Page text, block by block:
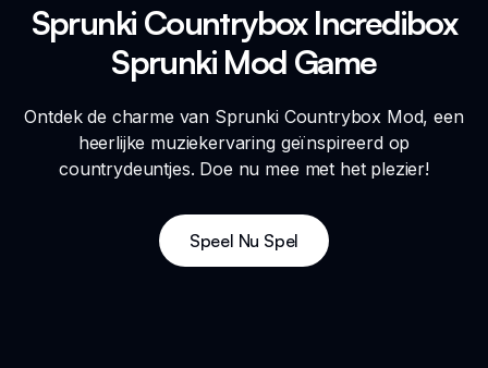
Sprunki Countrybox Incredibox
Sprunki Mod Game
Ontdek de charme van Sprunki Countrybox Mod, een
heerlijke muziekervaring geïnspireerd op
countrydeuntjes. Doe nu mee met het plezier!
Speel Nu Spel